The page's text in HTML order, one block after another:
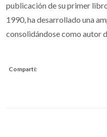
publicación de su primer
1990, ha desarrollado una
consolidándose como autor
Compartí: